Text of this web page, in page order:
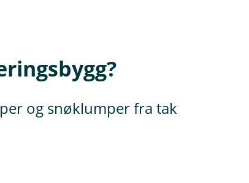
og snøklumper fra tak